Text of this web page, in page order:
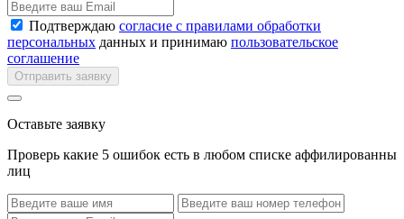
Подтверждаю согласие с правилами обработки
персональных данных и принимаю пользовательское
соглашение
Отправить заявку
Оставьте заявку
Проверь какие 5 ошибок есть в любом списке аффилированны
лиц